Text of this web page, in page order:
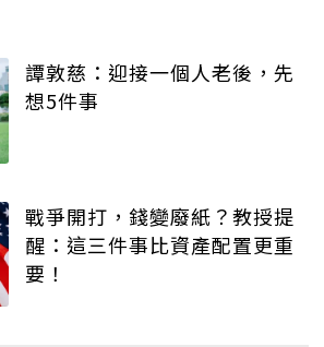
譚敦慈：迎接一個人老後，先
想5件事
戰爭開打，錢變廢紙？教授提
醒：這三件事比資產配置更重
要！